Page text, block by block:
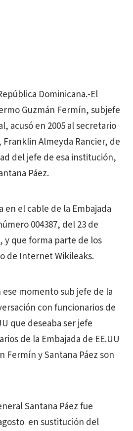
Dominicana.-El
Guzmán Fermín, subjefe
acusó en 2005 al secretario
Almeyda Rancier, de
del jefe de esa institución,
Páez.
en el cable de la Embajada
004387, del 23 de
y que forma parte de los
de Internet Wikileaks.
momento sub jefe de la
con funcionarios de
que deseaba ser jefe
de la Embajada de EE.UU
Fermín y Santana Páez son
Santana Páez fue
en sustitución del